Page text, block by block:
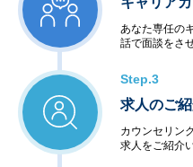
あなた専任の
話で面談をさ
Step.3
求人のご
カウンセリン
求人をご紹介